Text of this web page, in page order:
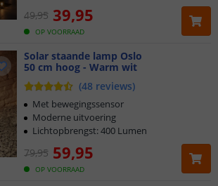
OP VOORRAAD
49,95 39,95
Solar staande lamp Oslo
50 cm hoog - Warm wit
(48 reviews)
OP VOORRAAD
79,95 59,95
Met bewegingssensor
Moderne uitvoering
Lichtopbrengst: 400 Lumen